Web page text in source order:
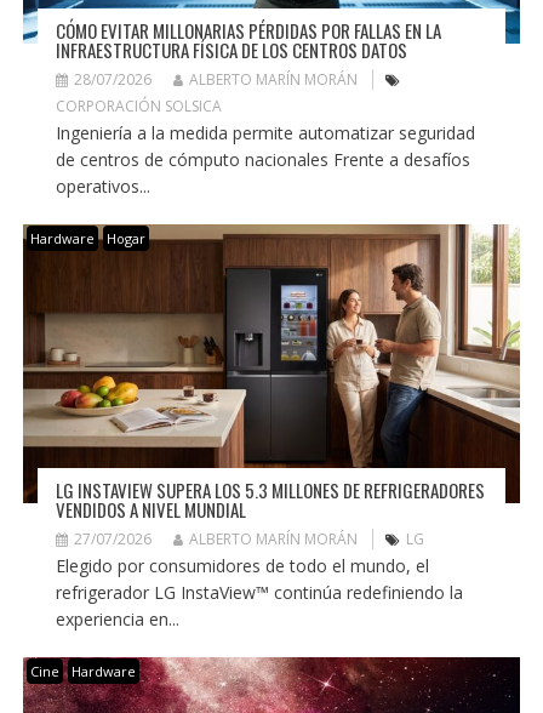
CÓMO EVITAR MILLONARIAS PÉRDIDAS POR FALLAS EN LA
INFRAESTRUCTURA FÍSICA DE LOS CENTROS DATOS
28/07/2026
ALBERTO MARÍN MORÁN
CORPORACIÓN SOLSICA
Ingeniería a la medida permite automatizar seguridad
de centros de cómputo nacionales Frente a desafíos
operativos...
Hardware Hogar
LG INSTAVIEW SUPERA LOS 5.3 MILLONES DE REFRIGERADORES
VENDIDOS A NIVEL MUNDIAL
27/07/2026 ALBERTO MARÍN MORÁN LG
Elegido por consumidores de todo el mundo, el
refrigerador LG InstaView™ continúa redefiniendo la
experiencia en...
Cine Hardware